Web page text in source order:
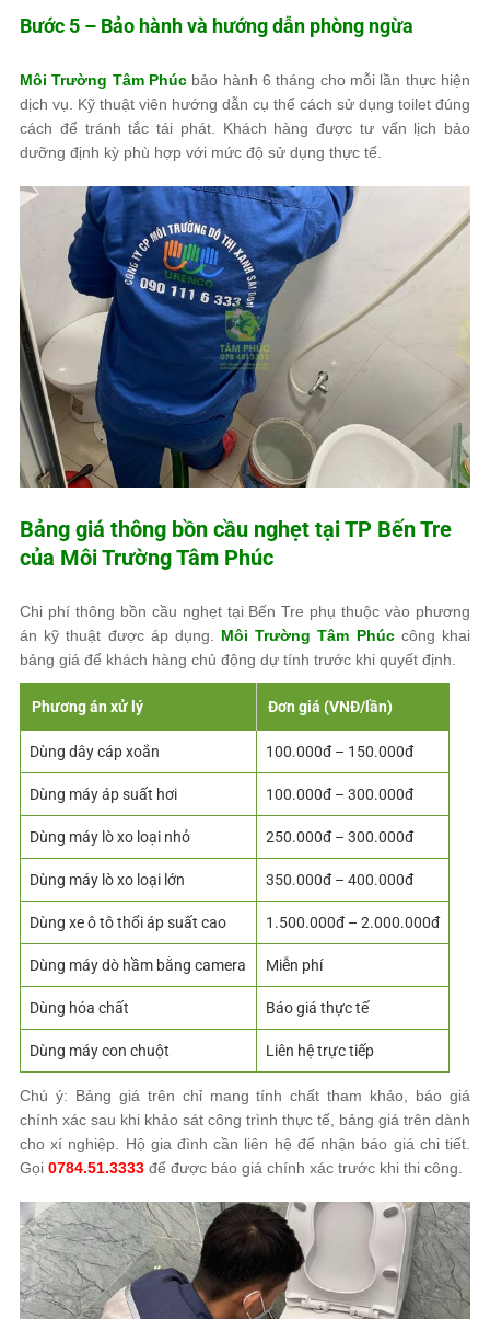
Bước 5 – Bảo hành và hướng dẫn phòng ngừa
Môi Trường Tâm Phúc bảo hành 6 tháng cho mỗi lần thực hiện
dịch vụ. Kỹ thuật viên hướng dẫn cụ thể cách sử dụng toilet đúng
cách để tránh tắc tái phát. Khách hàng được tư vấn lịch bảo
dưỡng định kỳ phù hợp với mức độ sử dụng thực tế.
Bảng giá thông bồn cầu nghẹt tại TP Bến Tre
của Môi Trường Tâm Phúc
Chi phí thông bồn cầu nghẹt tại Bến Tre phụ thuộc vào phương
án kỹ thuật được áp dụng. Môi Trường Tâm Phúccông khai
bảng giá để khách hàng chủ động dự tính trước khi quyết định.
Phương án xử lý Đơn giá (VNĐ/lần)
Dùng dây cáp xoắn 100.000đ – 150.000đ
Dùng máy áp suất hơi 100.000đ – 300.000đ
Dùng máy lò xo loại nhỏ 250.000đ – 300.000đ
Dùng máy lò xo loại lớn 350.000đ – 400.000đ
Dùng xe ô tô thổi áp suất cao 1.500.000đ – 2.000.000đ
Dùng máy dò hầm bằng camera Miễn phí
Dùng hóa chất Báo giá thực tế
Dùng máy con chuột Liên hệ trực tiếp
Chú ý: Bảng giá trên chỉ mang tính chất tham khảo, báo giá
chính xác sau khi khảo sát công trình thực tế, bảng giá trên dành
cho xí nghiệp. Hộ gia đình cần liên hệ để nhận báo giá chi tiết.
Gọi 0784.51.3333 để được báo giá chính xác trước khi thi công.